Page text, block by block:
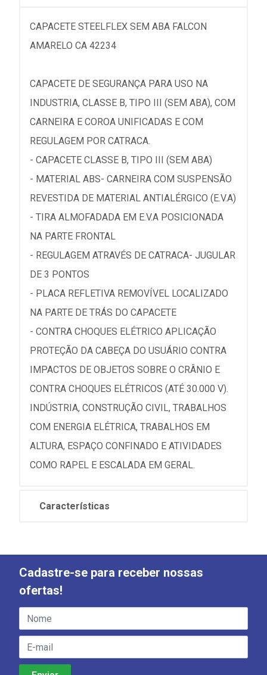
CAPACETE STEELFLEX SEM ABA FALCON
AMARELO CA 42234
CAPACETE DE SEGURANÇA PARA USO NA
INDUSTRIA, CLASSE B, TIPO III (SEM ABA), COM
CARNEIRA E COROA UNIFICADAS E COM
REGULAGEM POR CATRACA.
- CAPACETE CLASSE B, TIPO III (SEM ABA)
- MATERIAL ABS- CARNEIRA COM SUSPENSÃO
REVESTIDA DE MATERIAL ANTIALÉRGICO (E.V.A)
- TIRA ALMOFADADA EM E.V.A POSICIONADA
NA PARTE FRONTAL
- REGULAGEM ATRAVÉS DE CATRACA- JUGULAR
DE 3 PONTOS
- PLACA REFLETIVA REMOVÍVEL LOCALIZADO
NA PARTE DE TRÁS DO CAPACETE
- CONTRA CHOQUES ELÉTRICO APLICAÇÃO
PROTEÇÃO DA CABEÇA DO USUÁRIO CONTRA
IMPACTOS DE OBJETOS SOBRE O CRÂNIO E
CONTRA CHOQUES ELÉTRICOS (ATÉ 30.000 V).
INDÚSTRIA, CONSTRUÇÃO CIVIL, TRABALHOS
COM ENERGIA ELÉTRICA, TRABALHOS EM
ALTURA, ESPAÇO CONFINADO E ATIVIDADES
COMO RAPEL E ESCALADA EM GERAL.
Características
Cadastre-se para receber nossas
ofertas!